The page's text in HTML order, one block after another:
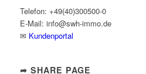
Telefon: +49(40)300500-0
E-Mail: info@swh-immo.de
✉ Kundenportal
➦ SHARE PAGE